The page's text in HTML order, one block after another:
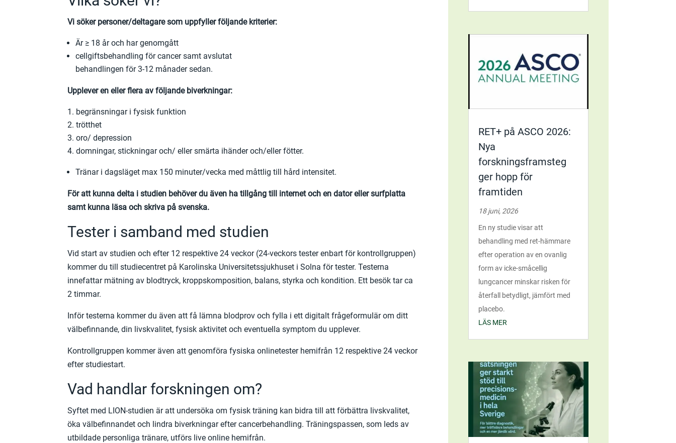
Vi söker personer/deltagare som uppfyller följande kriterier:
Är ≥ 18 år och har genomgått
cellgiftsbehandling för cancer samt avslutat
behandlingen för 3-12 månader sedan.
Upplever en eller flera av följande biverkningar:
begränsningar i fysisk funktion
trötthet
oro/ depression
domningar, stickningar och/ eller smärta ihänder och/eller fötter.
Tränar i dagsläget max 150 minuter/vecka med måttlig till hård intensitet.
För att kunna delta i studien behöver du även ha tillgång till internet och en dator eller surfplatta
samt kunna läsa och skriva på svenska.
Tester i samband med studien
Vid start av studien och efter 12 respektive 24 veckor (24-veckors tester enbart för kontrollgruppen)
kommer du till studiecentret på Karolinska Universitetssjukhuset i Solna för tester. Testerna
innefattar mätning av blodtryck, kroppskomposition, balans, styrka och kondition. Ett besök tar ca
2 timmar.
Inför testerna kommer du även att få lämna blodprov och fylla i ett digitalt frågeformulär om ditt
välbefinnande, din livskvalitet, fysisk aktivitet och eventuella symptom du upplever.
Kontrollgruppen kommer även att genomföra fysiska onlinetester hemifrån 12 respektive 24 veckor
efter studiestart.
Vad handlar forskningen om?
Syftet med LION-studien är att undersöka om fysisk träning kan bidra till att förbättra livskvalitet,
öka välbefinnandet och lindra biverkningar efter cancerbehandling. Träningspassen, som leds av
utbildade personliga tränare, utförs live online hemifrån.
RET+ på ASCO 2026:
Nya
forskningsframsteg
ger hopp för
framtiden
18 juni, 2026
En ny studie visar att
behandling med ret-hämmare
efter operation av en ovanlig
form av icke-småcellig
lungcancer minskar risken för
återfall betydligt, jämfört med
placebo.
LÄS MER